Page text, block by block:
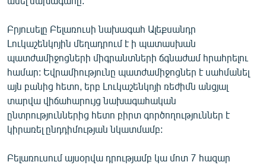
Բրյուսելը Բելառուսի նախագահ Ալեքսանդր
Լուկաշենկոյին մեղադրում է ի պատասխան
պատժամիջոցների միգրանտների ճգնաժամ հրահրելու
համար: Եվրամիությունը պատժամիջոցներ է սահմանել
այն բանից հետո, երբ Լուկաշենկոյի ռեժիմն անցյալ
տարվա վիճահարույց նախագահական
ընտրություններից հետո բիրտ գործողություններ է
կիրառել ընդդիմության նկատմամբ:
Բելառուսում այսօրվա դրությամբ կա մոտ 7 հազար